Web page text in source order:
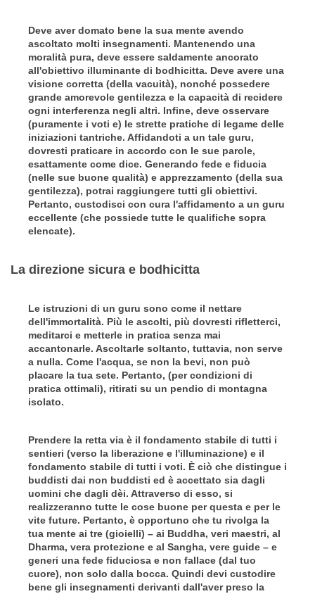
Deve aver domato bene la sua mente avendo
ascoltato molti insegnamenti. Mantenendo una
moralità pura, deve essere saldamente ancorato
all'obiettivo illuminante di bodhicitta. Deve avere una
visione corretta (della vacuità), nonché possedere
grande amorevole gentilezza e la capacità di recidere
ogni interferenza negli altri. Infine, deve osservare
(puramente i voti e) le strette pratiche di legame delle
iniziazioni tantriche. Affidandoti a un tale guru,
dovresti praticare in accordo con le sue parole,
esattamente come dice. Generando fede e fiducia
(nelle sue buone qualità) e apprezzamento (della sua
gentilezza), potrai raggiungere tutti gli obiettivi.
Pertanto, custodisci con cura l'affidamento a un guru
eccellente (che possiede tutte le qualifiche sopra
elencate).
La direzione sicura e bodhicitta
Le istruzioni di un guru sono come il nettare
dell'immortalità. Più le ascolti, più dovresti rifletterci,
meditarci e metterle in pratica senza mai
accantonarle. Ascoltarle soltanto, tuttavia, non serve
a nulla. Come l'acqua, se non la bevi, non può
placare la tua sete. Pertanto, (per condizioni di
pratica ottimali), ritirati su un pendio di montagna
isolato.
Prendere la retta via è il fondamento stabile di tutti i
sentieri (verso la liberazione e l'illuminazione) e il
fondamento stabile di tutti i voti. È ciò che distingue i
buddisti dai non buddisti ed è accettato sia dagli
uomini che dagli dèi. Attraverso di esso, si
realizzeranno tutte le cose buone per questa e per le
vite future. Pertanto, è opportuno che tu rivolga la
tua mente ai tre (gioielli) – ai Buddha, veri maestri, al
Dharma, vera protezione e al Sangha, vere guide – e
generi una fede fiduciosa e non fallace (dal tuo
cuore), non solo dalla bocca. Quindi devi custodire
bene gli insegnamenti derivanti dall'aver preso la